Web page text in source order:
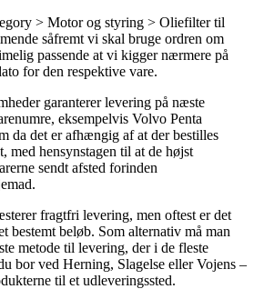
> Motor og styring > Oliefilter til
såfremt vi skal bruge ordren om
passende at vi kigger nærmere på
for den respektive vare.
garanterer levering på næste
eksempelvis Volvo Penta
da det er afhængig af at der bestilles
med hensynstagen til at de højst
sendt afsted forinden
fragtfri levering, men oftest er det
bestemt beløb. Som alternativ må man
metode til levering, der i de fleste
bor ved Herning, Slagelse eller Vojens –
til et udleveringssted.